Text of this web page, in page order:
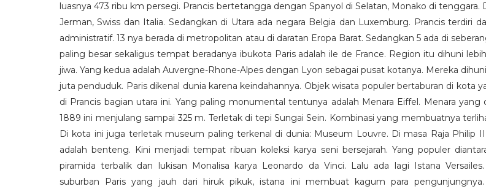
luasnya 473 ribu km persegi. Prancis bertetangga dengan Spanyol di Selatan, Monako di tenggara.
Jerman, Swiss dan Italia. Sedangkan di Utara ada negara Belgia dan Luxemburg. Prancis terdiri
administratif. 13 nya berada di metropolitan atau di daratan Eropa Barat. Sedangkan 5 ada di
paling besar sekaligus tempat beradanya ibukota Paris adalah ile de France. Region itu dihuni
jiwa. Yang kedua adalah Auvergne-Rhone-Alpes dengan Lyon sebagai pusat kotanya. Mereka
juta penduduk. Paris dikenal dunia karena keindahannya. Objek wisata populer bertaburan di kota
di Prancis bagian utara ini. Yang paling monumental tentunya adalah Menara Eiffel. Menara yang
1889 ini menjulang sampai 325 m. Terletak di tepi Sungai Sein. Kombinasi yang membuatnya
Di kota ini juga terletak museum paling terkenal di dunia: Museum Louvre. Di masa Raja Philip
adalah benteng. Kini menjadi tempat ribuan koleksi karya seni bersejarah. Yang populer
piramida terbalik dan lukisan Monalisa karya Leonardo da Vinci. Lalu ada lagi Istana
suburban Paris yang jauh dari hiruk pikuk, istana ini membuat kagum para pengunjungnya.